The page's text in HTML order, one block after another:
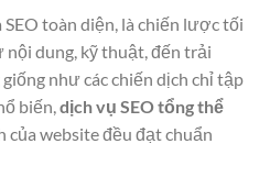
SEO toàn diện, là chiến lược tối
nội dung, kỹ thuật, đến trải
như các chiến dịch chỉ tập
biến,dịch vụ SEO tổng thể
của website đều đạt chuẩn